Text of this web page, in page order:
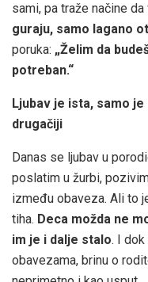
sami, pa traže načine
guraju, samo lagano
poruka: „Želim da
potreban.“
Ljubav je ista, samo
drugačiji
Danas se ljubav u
poslatim u žurbi,
između obaveza. Ali to
tiha. Deca možda ne
im je i dalje stalo. I
obavezama, brinu o